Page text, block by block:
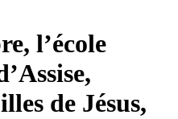
l’école
de Jésus,